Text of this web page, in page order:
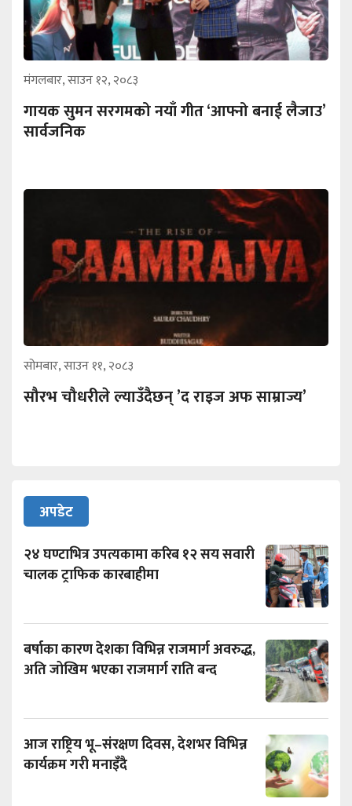
मंगलबार, साउन १२, २०८३
गायक सुमन सरगमको नयाँ गीत ‘आफ्नो बनाई लैजाउ’
सार्वजनिक
सोमबार, साउन ११, २०८३
सौरभ चौधरीले ल्याउँदैछन् ’द राइज अफ साम्राज्य’
अपडेट
२४ घण्टाभित्र उपत्यकामा करिब १२ सय सवारी
चालक ट्राफिक कारबाहीमा
बर्षाका कारण देशका विभिन्न राजमार्ग अवरुद्ध,
अति जोखिम भएका राजमार्ग राति बन्द
आज राष्ट्रिय भू–संरक्षण दिवस, देशभर विभिन्न
कार्यक्रम गरी मनाइँदै